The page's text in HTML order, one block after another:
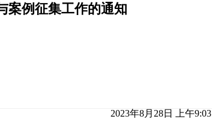
案例征集工作的通知
2023年8月28日 上午9:03